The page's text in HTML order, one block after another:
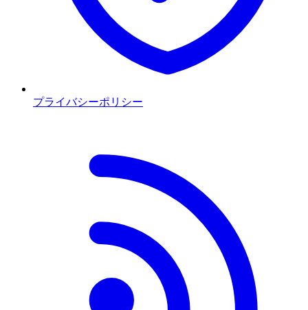
プライバシーポリシー